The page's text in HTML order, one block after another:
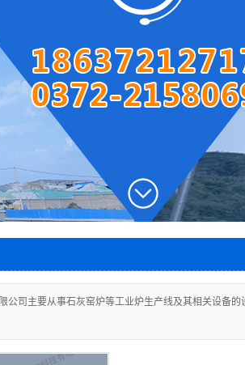
石灰窑
智能
智能主
除
脱
石灰窑
2 3
公司主要从事石灰窑炉等工业炉生产线及其相关设备